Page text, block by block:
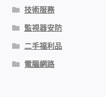
技術服務
監視器安防
二手福利品
電腦網路